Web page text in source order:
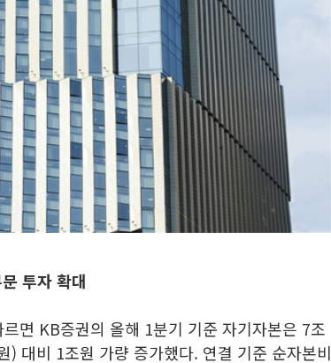
투자 확대
면 KB증권의 올해 1분기 기준 자기자본은 7조
대비 1조원 가량 증가했다. 연결 기준 순자본비